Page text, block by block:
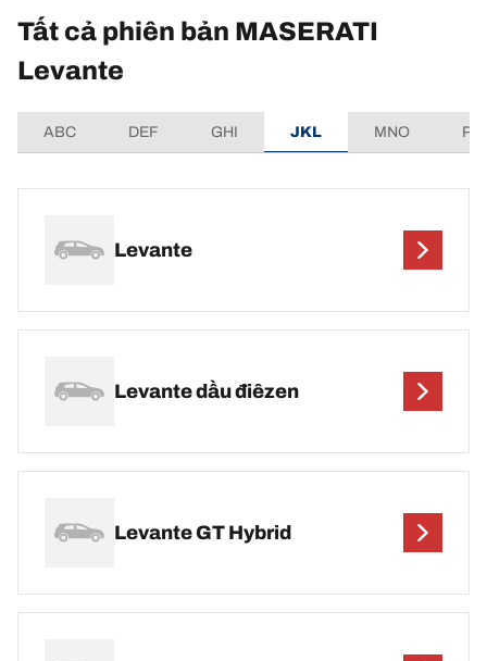
Tất cả phiên bản MASERATI
Levante
ABC DEF GHI JKL MNO
Levante
Levante dầu điêzen
Levante GT Hybrid